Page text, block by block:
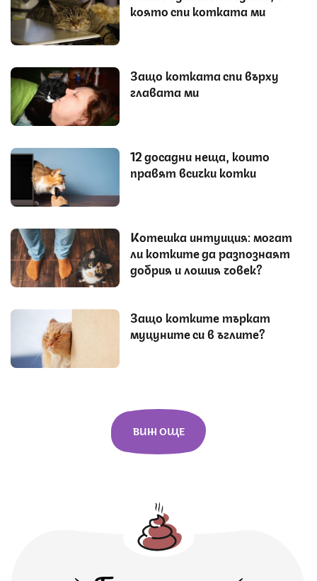
която спи котката ми
Защо котката спи върху
главата ми
12 досадни неща, които
правят всички котки
Котешка интуиция: могат
ли котките да разпознаят
добрия и лошия човек?
Защо котките търкат
муцуните си в ъглите?
ВИЖ ОЩЕ